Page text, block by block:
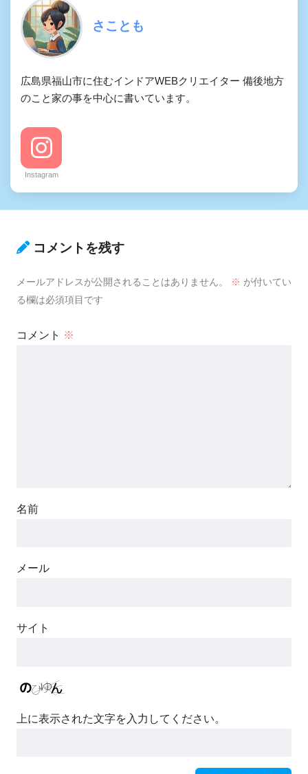
さことも
広島県福山市に住むインドアWEBクリエイター 備後地方
のこと家の事を中心に書いています。
Instagram
コメントを残す
メールアドレスが公開されることはありません。 ※ が付いてい
る欄は必須項目です
コメント ※
名前
メール
サイト
上に表示された文字を入力してください。